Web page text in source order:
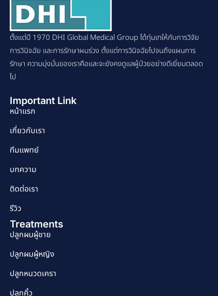
ตั้งแต่ปี 1970 DHI Global Medical Group ได้ทุ่มเทให้กับการวิจัย
การวินิจฉัย และการรักษาผมร่วง ตั้งแต่การวินิจฉัยไปจนถึงแผนการ
รักษา ความมุ่งมั่นของเราคือและจะยังคงดูแลผู้ป่วยอย่างดีเยี่ยมตลอด
ไป
Important Link
หน้าแรก
เกี่ยวกับเรา
ทีมแพทย์
บทความ
ติดต่อเรา
รีวิว
Treatments
ปลูกผมผู้ชาย
ปลูกผมผู้หญิง
ปลูกหนวดเครา
ปลูกคิ้ว